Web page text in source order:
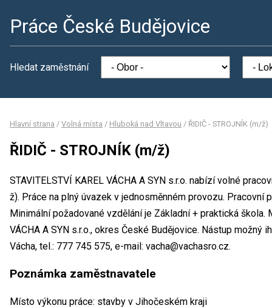
Práce České Budějovice
Hledat zaměstnání
Hlavní strana / Volná místa / Hluboká nad Vltavou / ŘIDIČ - STROJNÍK (m/ž)
ŘIDIČ - STROJNÍK (m/ž)
STAVITELSTVÍ KAREL VÁCHA A SYN s.r.o. nabízí volné
ž). Práce na plný úvazek v jednosměnném provozu.
Minimální požadované vzdělání je Základní + praktická škola.
VÁCHA A SYN s.r.o., okres České Budějovice. Nástup možný
Vácha, tel.: 777 745 575, e-mail: vacha@vachasro.cz.
Poznámka zaměstnavatele
Místo výkonu práce: stavby v Jihočeském kraji